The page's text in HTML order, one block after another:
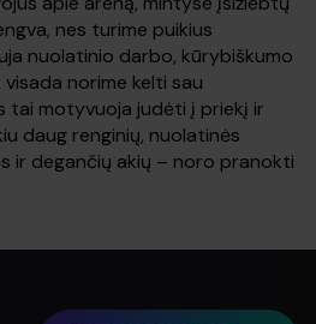
nes turime puikius
nuolatinio darbo, kūrybiškumo
norime kelti sau
tai motyvuoja judėti į priekį ir
daug renginių, nuolatinės
ir degančių akių – noro pranokti